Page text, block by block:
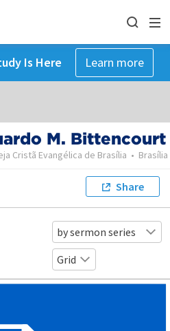
Is Here Learn more
M. Bittencourt
Cristã Evangélica de Brasília • Brasília
Share
by sermon series
Grid